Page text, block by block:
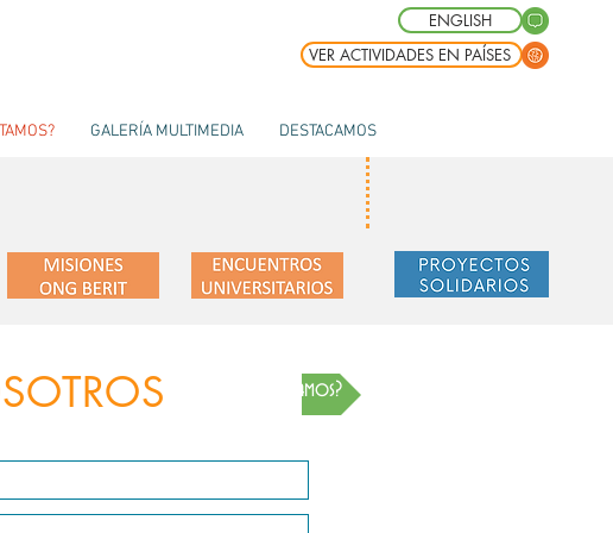
ENGLISH
VER ACTIVIDADES EN PAÍSES
GALERÍA MULTIMEDIA DESTACAMOS
¿Dónde estamos?